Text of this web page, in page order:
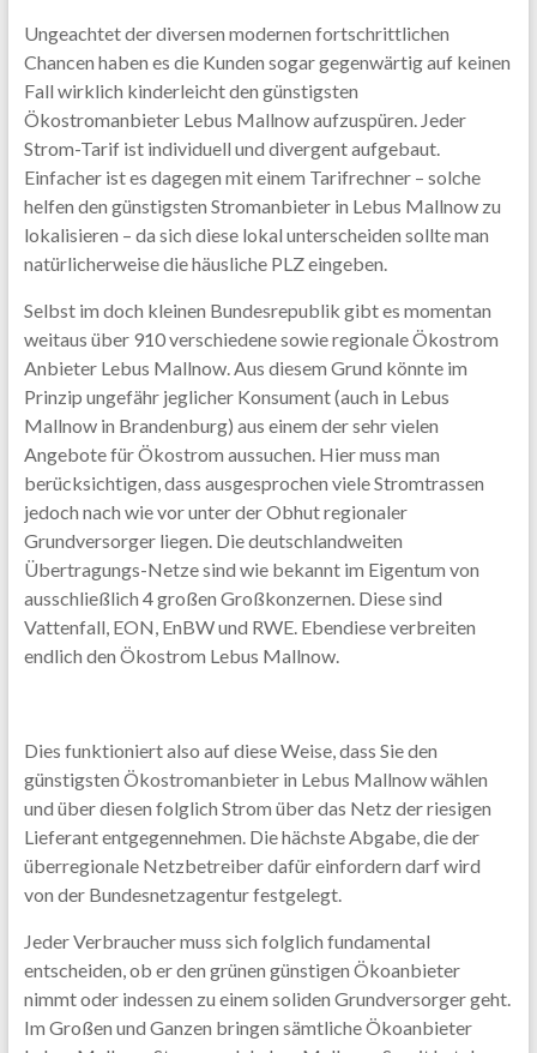
Ungeachtet der diversen modernen fortschrittlichen
Chancen haben es die Kunden sogar gegenwärtig auf keinen
Fall wirklich kinderleicht den günstigsten
Ökostromanbieter Lebus Mallnow aufzuspüren. Jeder
Strom-Tarif ist individuell und divergent aufgebaut.
Einfacher ist es dagegen mit einem Tarifrechner – solche
helfen den günstigsten Stromanbieter in Lebus Mallnow zu
lokalisieren – da sich diese lokal unterscheiden sollte man
natürlicherweise die häusliche PLZ eingeben.
Selbst im doch kleinen Bundesrepublik gibt es momentan
weitaus über 910 verschiedene sowie regionale Ökostrom
Anbieter Lebus Mallnow. Aus diesem Grund könnte im
Prinzip ungefähr jeglicher Konsument (auch in Lebus
Mallnow in Brandenburg) aus einem der sehr vielen
Angebote für Ökostrom aussuchen. Hier muss man
berücksichtigen, dass ausgesprochen viele Stromtrassen
jedoch nach wie vor unter der Obhut regionaler
Grundversorger liegen. Die deutschlandweiten
Übertragungs-Netze sind wie bekannt im Eigentum von
ausschließlich 4 großen Großkonzernen. Diese sind
Vattenfall, EON, EnBW und RWE. Ebendiese verbreiten
endlich den Ökostrom Lebus Mallnow.
Dies funktioniert also auf diese Weise, dass Sie den
günstigsten Ökostromanbieter in Lebus Mallnow wählen
und über diesen folglich Strom über das Netz der riesigen
Lieferant entgegennehmen. Die hächste Abgabe, die der
überregionale Netzbetreiber dafür einfordern darf wird
von der Bundesnetzagentur festgelegt.
Jeder Verbraucher muss sich folglich fundamental
entscheiden, ob er den grünen günstigen Ökoanbieter
nimmt oder indessen zu einem soliden Grundversorger geht.
Im Großen und Ganzen bringen sämtliche Ökoanbieter